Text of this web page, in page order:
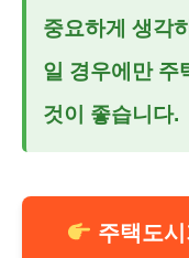
중요하게 생각
일 경우에만 주
것이 좋습니다.
주택도